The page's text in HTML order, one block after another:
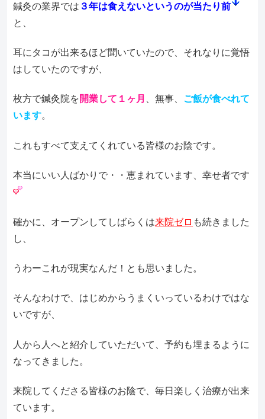
鍼灸の業界では ３年は食えないというのが当たり前
と、
耳にタコが出来るほど聞いていたので、それなりに覚悟
はしていたのですが、
枚方で鍼灸院を開業して１ヶ月 、無事、 ご飯が食べれて
います。
これもすべて支えてくれている皆様のお陰です。
本当にいい人ばかりで・・恵まれています、幸せ者です
確かに、オープンしてしばらくは来院ゼロ も続きました
し、
うわーこれが現実なんだ！とも思いました。
そんなわけで、はじめからうまくいっているわけではな
いですが、
人から人へと紹介していただいて、予約も埋まるように
なってきました。
来院してくださる皆様のお陰で、毎日楽しく治療が出来
ています。